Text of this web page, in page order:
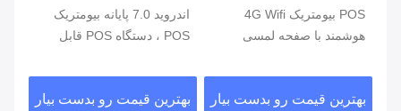
POS بیومتریک 4G Wifi
هوشمند با صفحه لمسی
بهترین قیمت رو بدست بیار
اندروید 7.0 پایانه بیومتریک
POS ، دستگاه POS قابل
بهترین قیمت رو بدست بیار